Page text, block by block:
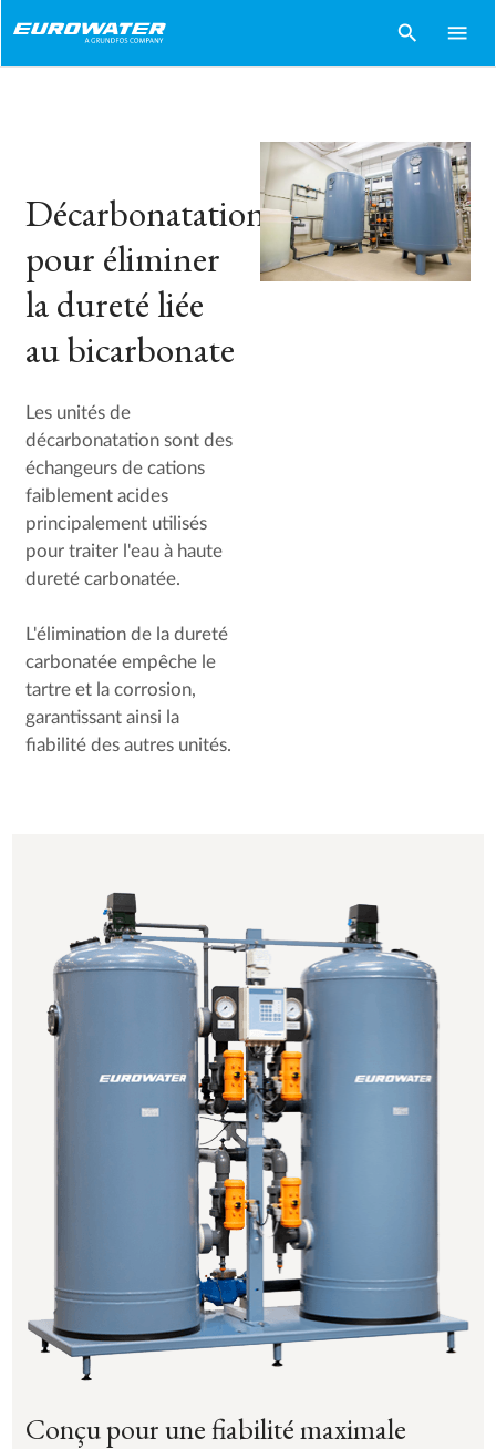
search menu
Décarbonatation
pour éliminer
la dureté liée
au bicarbonate
Les unités de
décarbonatation sont des
échangeurs de cations
faiblement acides
principalement utilisés
pour traiter l'eau à haute
dureté carbonatée.
L'élimination de la dureté
carbonatée empêche le
tartre et la corrosion,
garantissant ainsi la
fiabilité des autres unités.
Conçu pour une fiabilité maximale